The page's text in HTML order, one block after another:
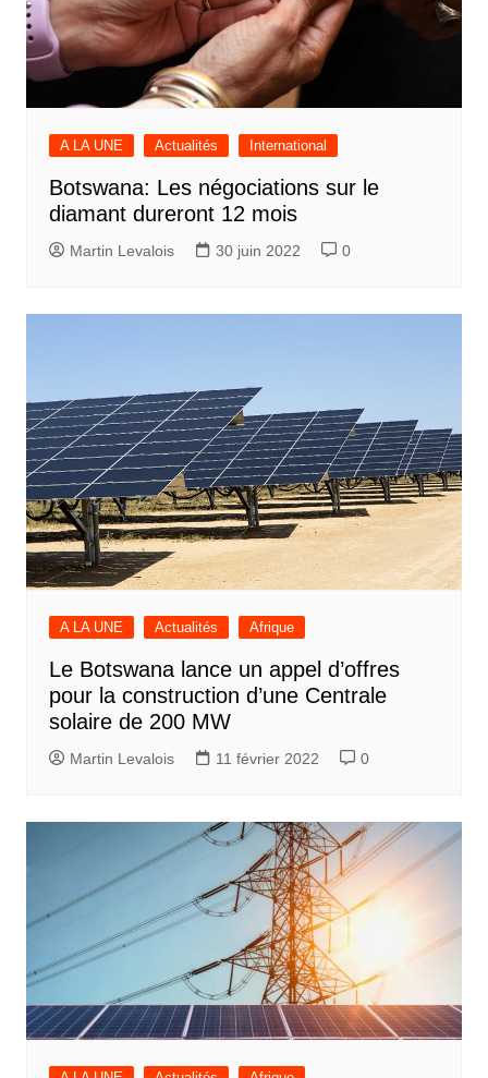
A LA UNE Actualités International
Botswana: Les négociations sur le
diamant dureront 12 mois
Martin Levalois 30 juin 2022 0
A LA UNE Actualités Afrique
Le Botswana lance un appel d’offres
pour la construction d’une Centrale
solaire de 200 MW
Martin Levalois 11 février 2022 0